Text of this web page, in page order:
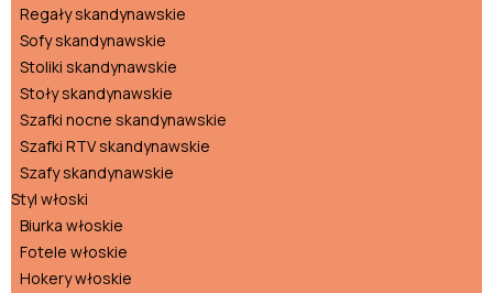
Regały skandynawskie
Sofy skandynawskie
Stoliki skandynawskie
Stoły skandynawskie
Szafki nocne skandynawskie
Szafki RTV skandynawskie
Szafy skandynawskie
Styl włoski
Biurka włoskie
Fotele włoskie
Hokery włoskie